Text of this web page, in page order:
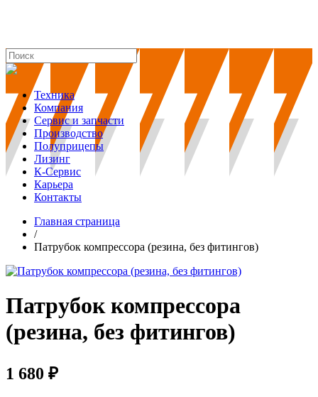
Техника
Компания
Сервис и запчасти
Производство
Полуприцепы
Лизинг
К-Сервис
Карьера
Контакты
Главная страница
/
Патрубок компрессора (резина, без фитингов)
Патрубок компрессора
(резина, без фитингов)
1 680 ₽